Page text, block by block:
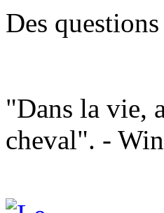
Des questions
"Dans la vie,
cheval". -